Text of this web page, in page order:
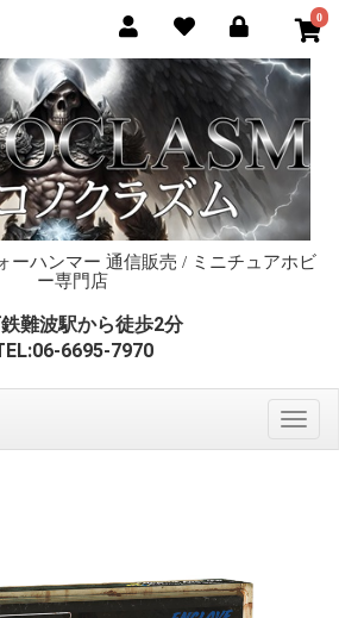
0
ーハンマー 通信販売 / ミニチュアホビ
ー専門店
難波駅から徒歩2分
6695-7970